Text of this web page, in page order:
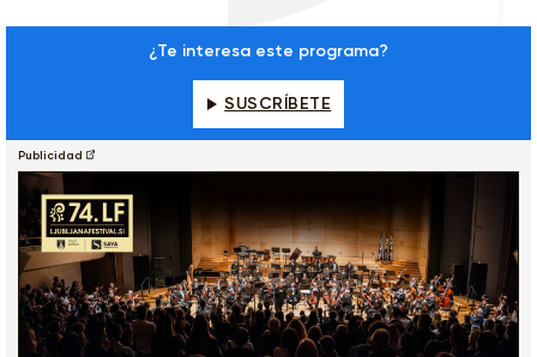
¿Te interesa este programa?
SUSCRÍBETE
Publicidad